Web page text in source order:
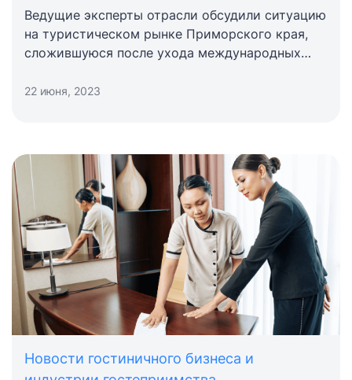
онлайн-агрегаторов
Ведущие эксперты отрасли обсудили ситуацию
на туристическом рынке Приморского края,
сложившуюся после ухода международных
отечественные игроки, а также новые
22 июня, 2023
Новости гостиничного бизнеса и